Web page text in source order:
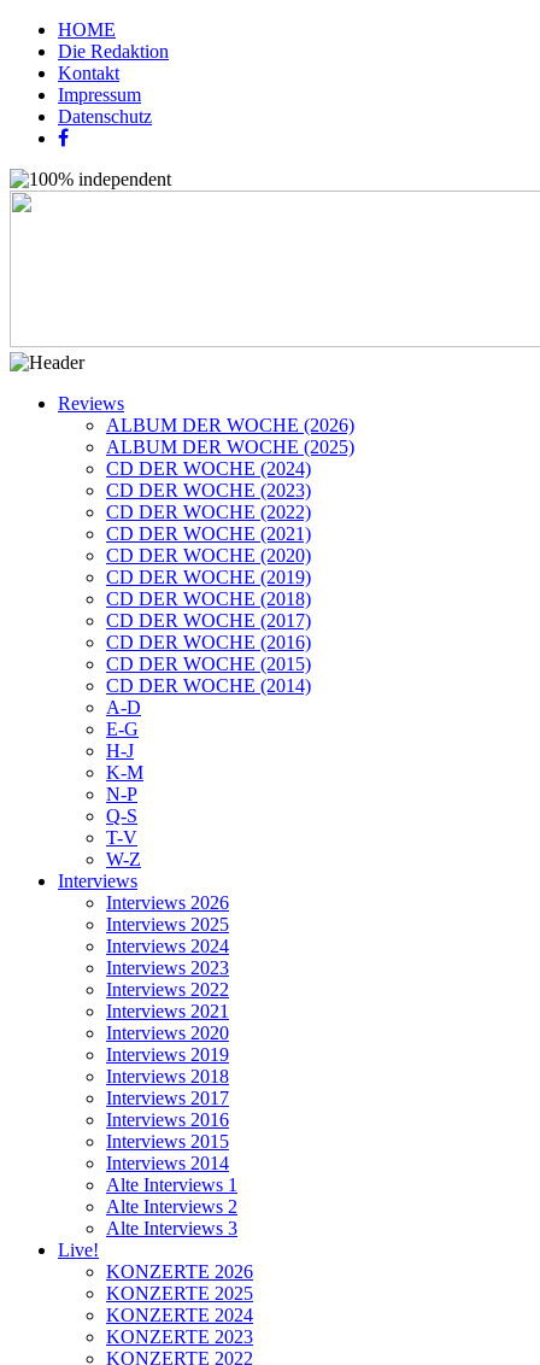
HOME
Die Redaktion
Kontakt
Impressum
Datenschutz
Reviews
ALBUM DER WOCHE (2026)
ALBUM DER WOCHE (2025)
CD DER WOCHE (2024)
CD DER WOCHE (2023)
CD DER WOCHE (2022)
CD DER WOCHE (2021)
CD DER WOCHE (2020)
CD DER WOCHE (2019)
CD DER WOCHE (2018)
CD DER WOCHE (2017)
CD DER WOCHE (2016)
CD DER WOCHE (2015)
CD DER WOCHE (2014)
A-D
E-G
H-J
K-M
N-P
Q-S
T-V
W-Z
Interviews
Interviews 2026
Interviews 2025
Interviews 2024
Interviews 2023
Interviews 2022
Interviews 2021
Interviews 2020
Interviews 2019
Interviews 2018
Interviews 2017
Interviews 2016
Interviews 2015
Interviews 2014
Alte Interviews 1
Alte Interviews 2
Alte Interviews 3
Live!
KONZERTE 2026
KONZERTE 2025
KONZERTE 2024
KONZERTE 2023
KONZERTE 2022